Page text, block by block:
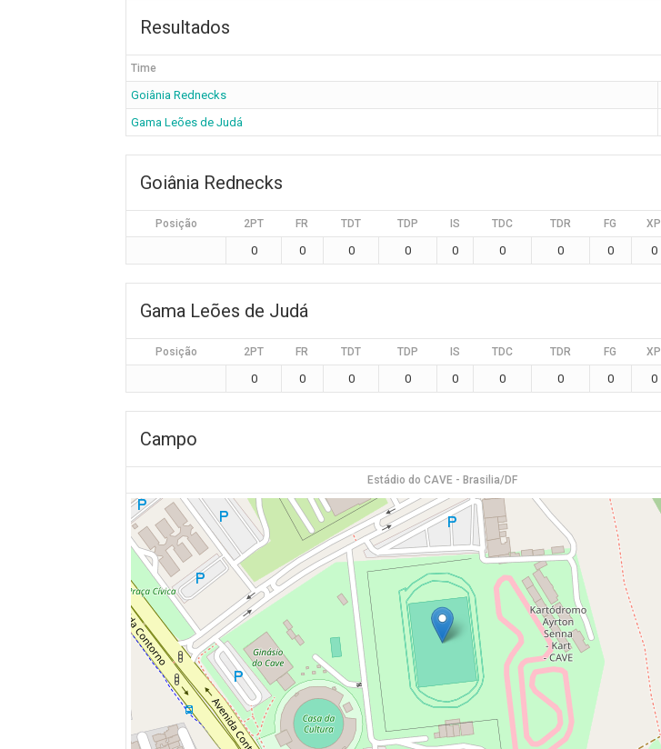
Resultados
Time
Goiânia Rednecks
Gama Leões de Judá
Goiânia Rednecks
Posição 2PT FR TDT TDP IS TDC TDR FG XP
0 0 0 0 0 0 0 0 0
Gama Leões de Judá
Posição 2PT FR TDT TDP IS TDC TDR FG XP
0 0 0 0 0 0 0 0 0
Campo
Estádio do CAVE - Brasilia/DF